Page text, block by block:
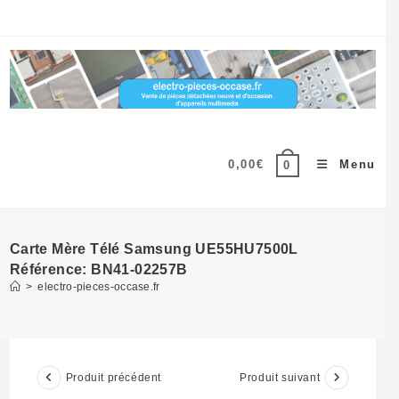
content
0,00€ 0 Menu
Carte Mère Télé Samsung UE55HU7500L
Référence: BN41-02257B
> electro-pieces-occase.fr
Produit précédent Produit suivant